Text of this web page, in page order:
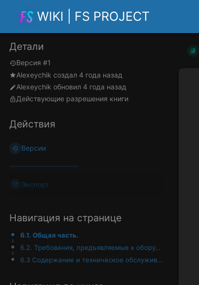
WIKI | FS PROJECT
Детали
Версия #1
Alexeychik создал 4 года назад
Alexeychik обновил 4 года назад
Действующие разрешения книги
Действия
Версии
Экспорт
Навигация на странице
6.1. Общая часть.
6.2. Требования, предъявляемые к оборудованию.
6.3 Содержание и техническое обслуживание подстанций.